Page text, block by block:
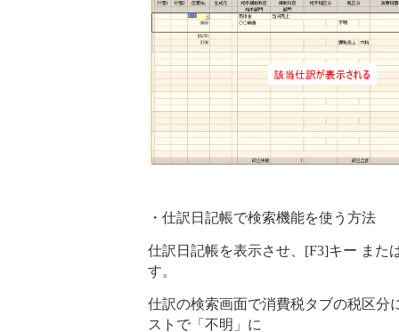
・仕訳日記帳で検索機能を使う方法
仕訳日記帳を表示させ、[F3]キー また
す。
仕訳の検索画面で消費税タブの税区分
ストで「不明」に